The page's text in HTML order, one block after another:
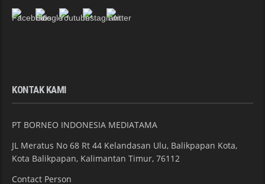
KONTAK KAMI
PT BORNEO INDONESIA MEDIATAMA
JL Meratus No 68 Rt 44 Kelandasan Ulu, Balikpapan Kota,
Kota Balikpapan, Kalimantan Timur, 76112
Contact Person